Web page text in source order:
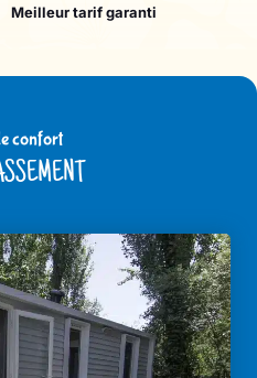
Meilleur tarif garanti
confort